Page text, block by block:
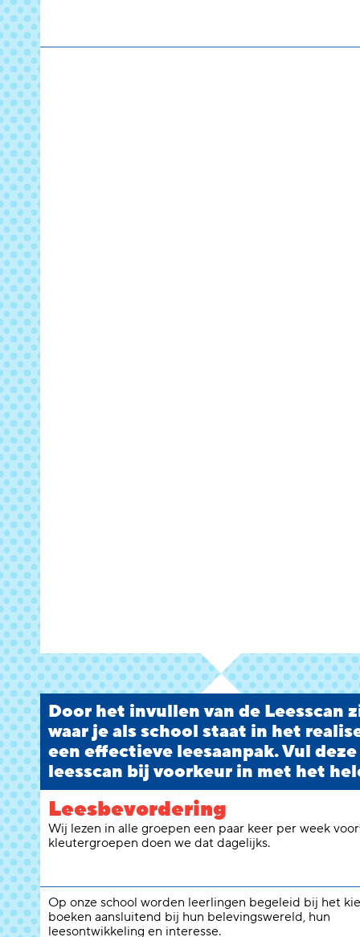
Door het invullen van de Leesscan
waar je als school staat in het
een effectieve leesaanpak. Vul deze
leesscan bij voorkeur in met het
Leesbevordering
Wij lezen in alle groepen een paar keer per week voor
kleutergroepen doen we dat dagelijks.
Op onze school worden leerlingen begeleid bij het
boeken aansluitend bij hun belevingswereld, hun
leesontwikkeling en interesse.